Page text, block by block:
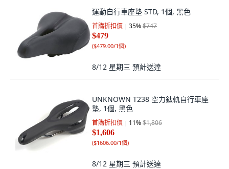
運動自行車座墊 STD, 1個, 黑色
首購折扣價 35%$747
$479
($479.00/1個)
8/12 星期三 預計送達
UNKNOWN T238 空力鈦軌自行車座
墊, 1個, 黑色
首購折扣價 11%$1,806
$1,606
($1606.00/1個)
8/12 星期三 預計送達